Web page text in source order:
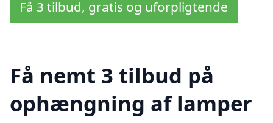
Få 3 tilbud, gratis og uforpligtende
Få nemt 3 tilbud på
ophængning af lamper